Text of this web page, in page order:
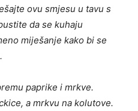
ovu smjesu u tavu s
da se kuhaju
miješanje kako bi se
paprike i mrkve.
a mrkvu na kolutove.